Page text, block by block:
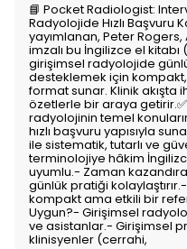
📘 Pocket Radiologist:
Radyolojide Hızlı Başvuru
yayımlanan, Peter
imzalı bu İngilizce el kitabı
girişimsel radyolojide
desteklemek için kompakt,
format sunar. Klinik akışta
özetlerle bir araya
radyolojinin temel
hızlı başvuru yapısıyla
ile sistematik, tutarlı ve
terminolojiye hâkim
uyumlu.- Zaman
günlük pratiği
kompakt ama etkili bir
Uygun?- Girişimsel
ve asistanlar.- Girişimsel
klinisyenler (cerrahi,